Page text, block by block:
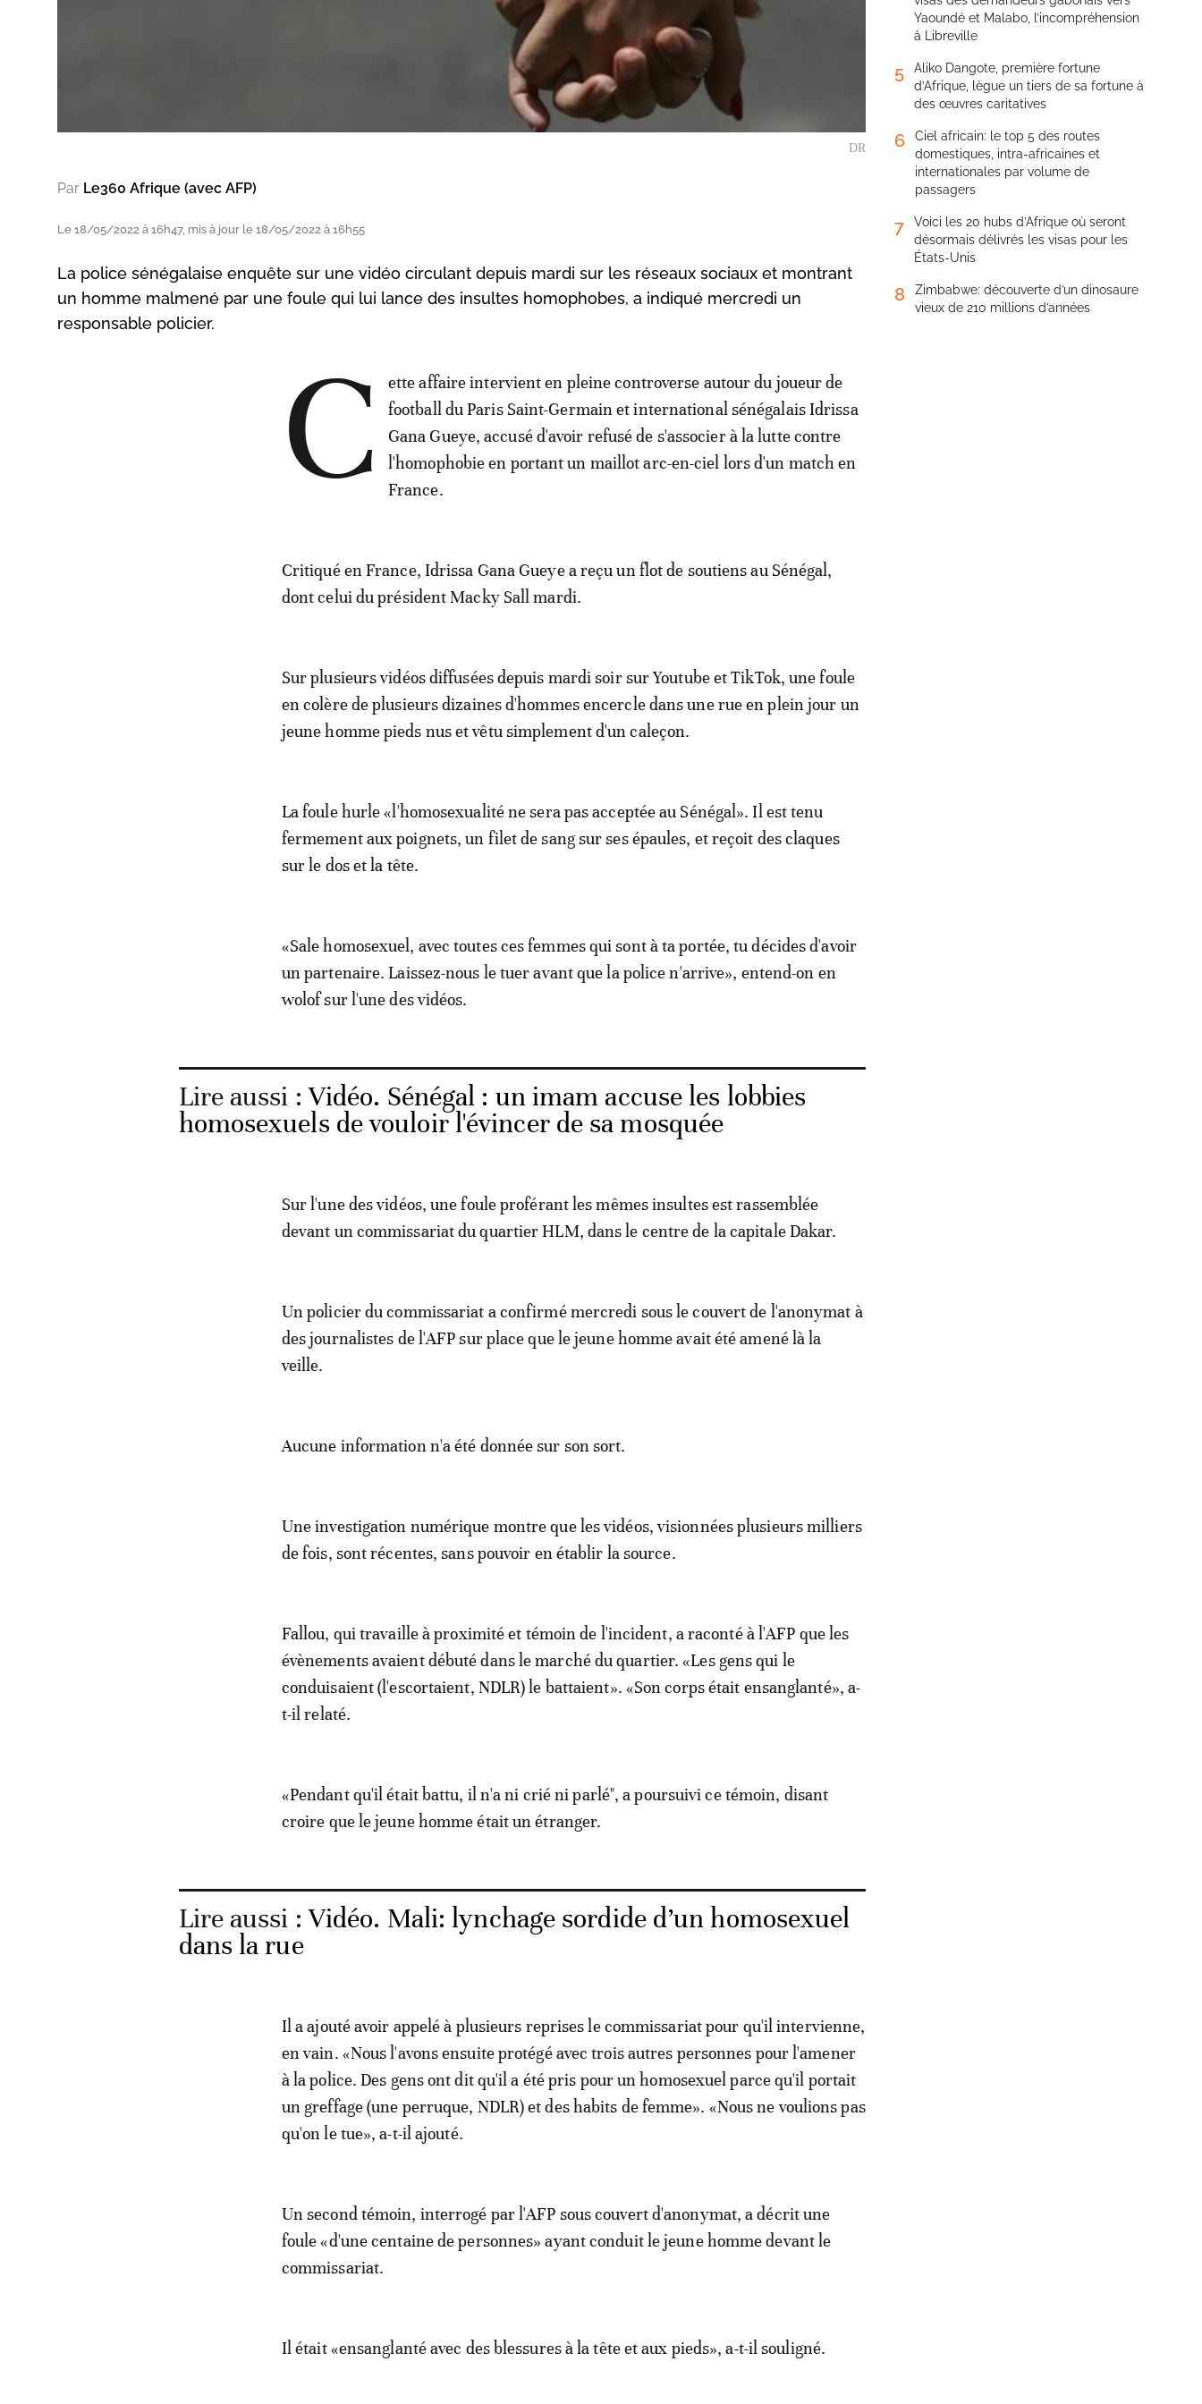
DR
Par Le360 Afrique (avec AFP)
Le 18/05/2022 à 16h47, mis à jour le 18/05/2022 à 16h55
La police sénégalaise enquête sur une vidéo circulant depuis mardi sur les réseaux sociaux et montrant
un homme malmené par une foule qui lui lance des insultes homophobes, a indiqué mercredi un
responsable policier.
C
ette affaire intervient en pleine controverse autour du joueur de
football du Paris Saint-Germain et international sénégalais Idrissa
Gana Gueye, accusé d'avoir refusé de s'associer à la lutte contre
l'homophobie en portant un maillot arc-en-ciel lors d'un match en
France.
Critiqué en France, Idrissa Gana Gueye a reçu un flot de soutiens au Sénégal,
dont celui du président Macky Sall mardi.
Sur plusieurs vidéos diffusées depuis mardi soir sur Youtube et TikTok, une foule
en colère de plusieurs dizaines d'hommes encercle dans une rue en plein jour un
jeune homme pieds nus et vêtu simplement d'un caleçon.
La foule hurle «l'homosexualité ne sera pas acceptée au Sénégal». Il est tenu
fermement aux poignets, un filet de sang sur ses épaules, et reçoit des claques
sur le dos et la tête.
«Sale homosexuel, avec toutes ces femmes qui sont à ta portée, tu décides d'avoir
un partenaire. Laissez-nous le tuer avant que la police n'arrive», entend-on en
wolof sur l'une des vidéos.
Lire aussi :Vidéo. Sénégal : un imam accuse les lobbies
homosexuels de vouloir l'évincer de sa mosquée
Sur l'une des vidéos, une foule proférant les mêmes insultes est rassemblée
devant un commissariat du quartier HLM, dans le centre de la capitale Dakar.
Un policier du commissariat a confirmé mercredi sous le couvert de l'anonymat à
des journalistes de l'AFP sur place que le jeune homme avait été amené là la
veille.
Aucune information n'a été donnée sur son sort.
Une investigation numérique montre que les vidéos, visionnées plusieurs milliers
de fois, sont récentes, sans pouvoir en établir la source.
Fallou, qui travaille à proximité et témoin de l'incident, a raconté à l'AFP que les
évènements avaient débuté dans le marché du quartier. «Les gens qui le
conduisaient (l'escortaient, NDLR) le battaient». «Son corps était ensanglanté», a-
t-il relaté.
«Pendant qu'il était battu, il n'a ni crié ni parlé", a poursuivi ce témoin, disant
croire que le jeune homme était un étranger.
Lire aussi :Vidéo. Mali: lynchage sordide d’un homosexuel
dans la rue
Il a ajouté avoir appelé à plusieurs reprises le commissariat pour qu'il intervienne,
en vain. «Nous l'avons ensuite protégé avec trois autres personnes pour l'amener
à la police. Des gens ont dit qu'il a été pris pour un homosexuel parce qu'il portait
un greffage (une perruque, NDLR) et des habits de femme». «Nous ne voulions pas
qu'on le tue», a-t-il ajouté.
Un second témoin, interrogé par l'AFP sous couvert d'anonymat, a décrit une
foule «d'une centaine de personnes» ayant conduit le jeune homme devant le
commissariat.
Il était «ensanglanté avec des blessures à la tête et aux pieds», a-t-il souligné.
Yaoundé et Malabo, l’incompréhension
à Libreville
5
Aliko Dangote, première fortune
d’Afrique, lègue un tiers de sa fortune à
des œuvres caritatives
6
Ciel africain: le top 5 des routes
domestiques, intra-africaines et
internationales par volume de
passagers
7
Voici les 20 hubs d’Afrique où seront
désormais délivrés les visas pour les
États-Unis
8
Zimbabwe: découverte d’un dinosaure
vieux de 210 millions d’années